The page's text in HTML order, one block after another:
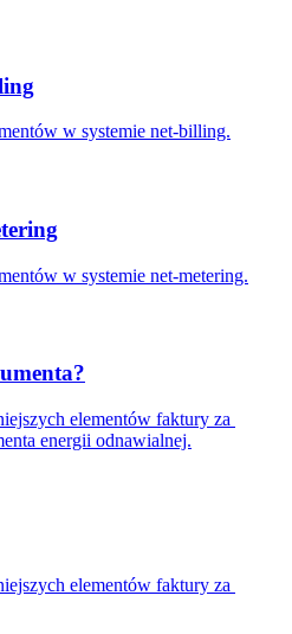
w systemie net-billing.
w systemie net-metering.
elementów faktury za
energii odnawialnej.
elementów faktury za